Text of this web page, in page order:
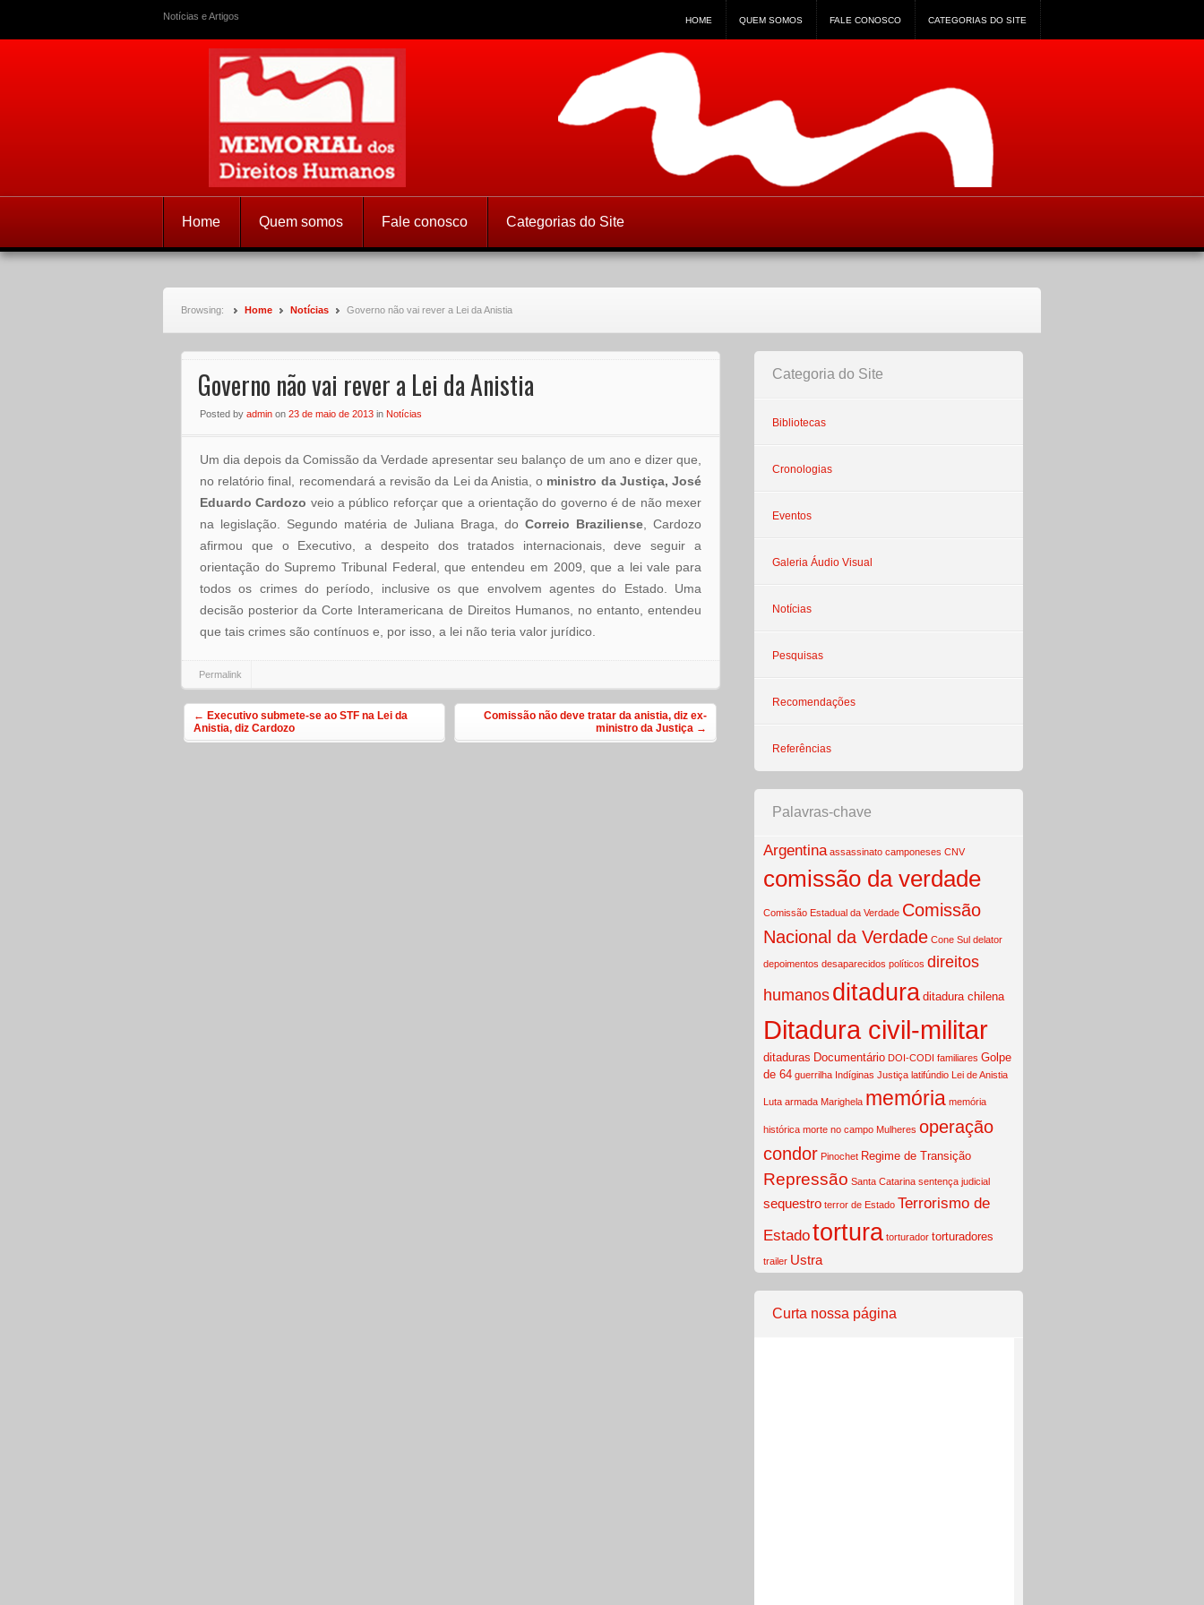
Notícias e Artigos HOME QUEM SOMOS FALE CONOSCO CATEGORIAS DO SITE
Memorial dos Direitos Humanos
Home Quem somos Fale conosco Categorias do Site
Browsing: Home Notícias Governo não vai rever a Lei da Anistia
Governo não vai rever a Lei da Anistia
Posted by admin on 23 de maio de 2013 in Notícias
Um dia depois da Comissão da Verdade apresentar seu balanço de um ano e dizer que,
no relatório final, recomendará a revisão da Lei da Anistia, o ministro da Justiça, José
Eduardo Cardozo veio a público reforçar que a orientação do governo é de não mexer
na legislação. Segundo matéria de Juliana Braga, do Correio Braziliense , Cardozo
afirmou que o Executivo, a despeito dos tratados internacionais, deve seguir a
orientação do Supremo Tribunal Federal, que entendeu em 2009, que a lei vale para
todos os crimes do período, inclusive os que envolvem agentes do Estado. Uma
decisão posterior da Corte Interamericana de Direitos Humanos, no entanto, entendeu
que tais crimes são contínuos e, por isso, a lei não teria valor jurídico.
Permalink
Post navigation
← Executivo submete-se ao STF na Lei da
Anistia, diz Cardozo
Comissão não deve tratar da anistia, diz ex-
ministro da Justiça →
Categoria do Site
Bibliotecas
Cronologias
Eventos
Galeria Áudio Visual
Notícias
Pesquisas
Recomendações
Referências
Palavras-chave
Argentina assassinato camponeses CNV
comissão da verdade
Comissão Estadual da Verdade Comissão
Nacional da Verdade Cone Sul delator
depoimentos desaparecidos políticos direitos
humanos ditadura ditadura chilena
Ditadura civil-militar
ditaduras Documentário DOI-CODI familiares Golpe
de 64 guerrilha Indíginas Justiça latifúndio Lei de Anistia
Luta armada Marighela memória memória
histórica morte no campo Mulheres operação
condor Pinochet Regime de Transição
Repressão Santa Catarina sentença judicial
sequestro terror de Estado Terrorismo de
Estadotortura torturador torturadores
trailer Ustra
Curta nossa página